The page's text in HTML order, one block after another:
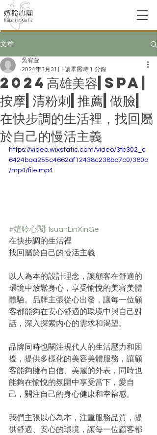
文章
2024高雄美容|spa|
按摩|清粉刺|推薦|做臉|
在快步調的生活裡，找回屬
於自己的慢活主義
吳宥萱
2024年3月31日 讀畢需時 1 分鐘
https://video.wixstatic.com/video/3fb302_c
6424baa255c4662af12438c238bc7c0/360p
/mp4/file.mp4
#媗聆心閣HsuanLinXinGe
在快步調的生活裡
找回屬於自己的慢活主義
以人為本的設計理念，讓顧客在舒適的
環境中放鬆身心，享受愉悅的美容美體
體驗。品牌主張從心出發，讓每一位顧
客都能夠在安心舒適的環境中與自己對
話，深入探索內心的需求和渴望。
品牌同時也關注現代人的生活壓力和困
擾，提供多樣化的美容美體服務，讓顧
客能夠擁有自信、美麗的外表，同時也
能夠在愉悅的氛圍中享受當下，愛自
己，關注自己的身心健康和幸福感。
我們主張以心為本，注重服務品質，提
供舒適、安心的環境，讓每一位顧客都